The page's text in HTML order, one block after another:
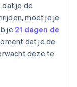
dat je de
moet je je
je 21 dagen de
dat je de
deze te